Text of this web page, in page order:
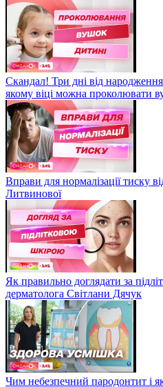
Скандал! Три дні від
якому віці можна проколювати
Вправи для нормалізації тиску
Литвинової
Як правильно доглядати за
дерматолога Світлани Дячук
Чим небезпечний пародонтит і